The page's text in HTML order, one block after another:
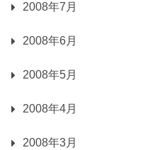
2008年7月
2008年6月
2008年5月
2008年4月
2008年3月